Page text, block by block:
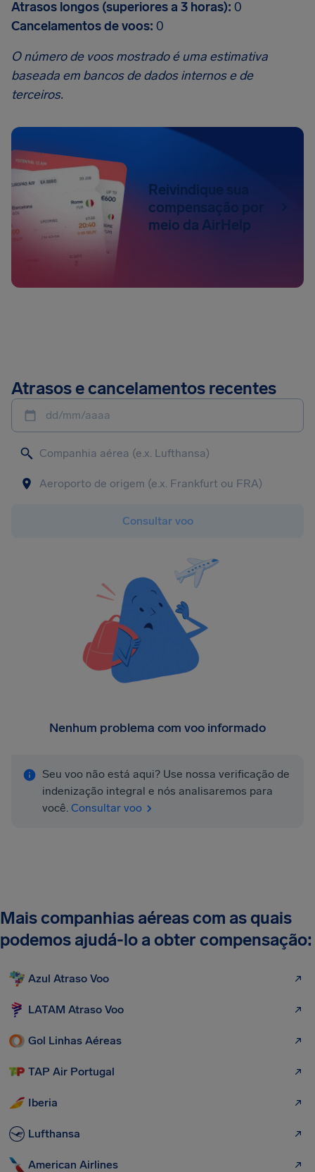
Atrasos longos (superiores a 3 horas): 0
Cancelamentos de voos: 0
O número de voos mostrado é uma estimativa
baseada em bancos de dados internos e de
terceiros.
Reivindique sua
compensação por
meio da AirHelp
Atrasos e cancelamentos recentes
dd/mm/aaaa
Consultar voo
Nenhum problema com voo informado
Seu voo não está aqui? Use nossa verificação de
indenização integral e nós analisaremos para
você. Consultar voo
Mais companhias aéreas com as quais
podemos ajudá-lo a obter compensação:
Azul Atraso Voo
LATAM Atraso Voo
Gol Linhas Aéreas
TAP Air Portugal
Iberia
Lufthansa
American Airlines